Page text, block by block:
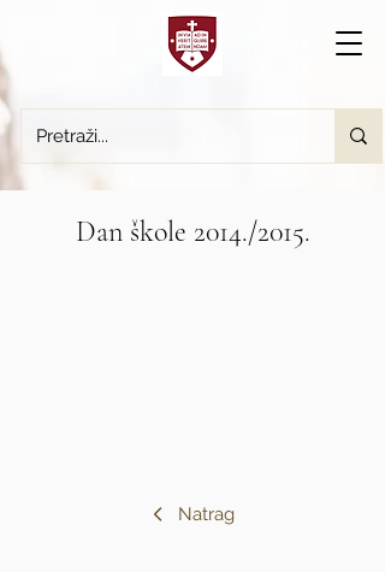
Dan škole 2014./2015.
Natrag